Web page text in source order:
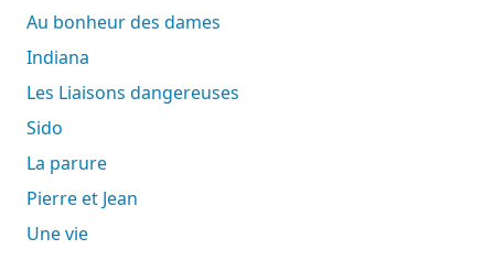
Au bonheur des dames
Indiana
Les Liaisons dangereuses
Sido
La parure
Pierre et Jean
Une vie